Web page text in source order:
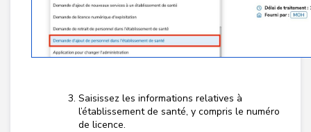
Saisissez les informations relatives à
l’établissement de santé, y compris le numéro
de licence.